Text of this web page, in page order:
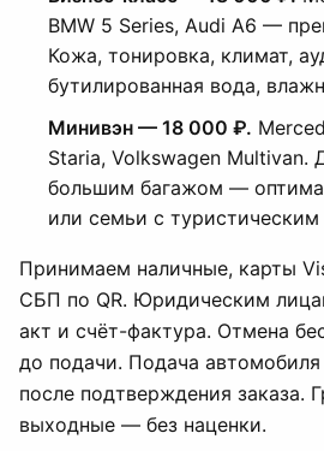
BMW 5 Series, Audi A6 —
Кожа, тонировка, климат,
бутилированная вода,
Минивэн — 18 000 ₽.
Staria, Volkswagen Multivan.
большим багажом —
или семьи с
Принимаем наличные, карты
СБП по QR. Юридическим
акт и счёт-фактура. Отмена
до подачи. Подача
после подтверждения заказа.
выходные — без наценки.